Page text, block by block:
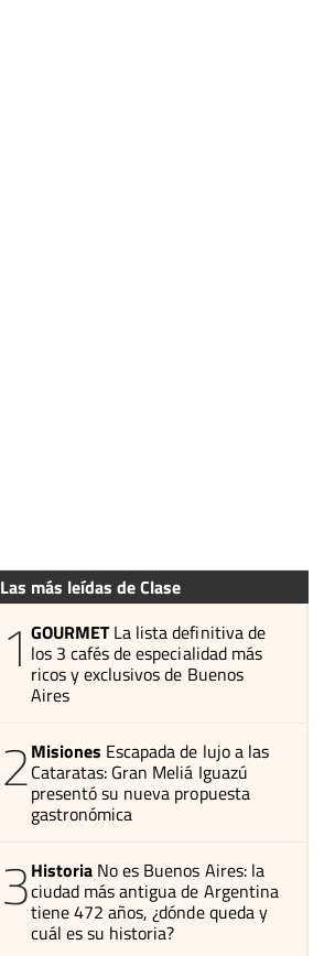
Las más leídas de Clase
1 GOURMET La lista definitiva de
los 3 cafés de especialidad más
ricos y exclusivos de Buenos
Aires
2Misiones Escapada de lujo a las
Cataratas: Gran Meliá Iguazú
presentó su nueva propuesta
gastronómica
3Historia No es Buenos Aires: la
ciudad más antigua de Argentina
tiene 472 años, ¿dónde queda y
cuál es su historia?